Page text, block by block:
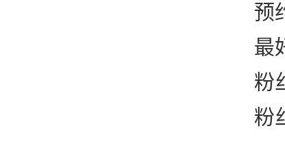
预
最
粉
粉